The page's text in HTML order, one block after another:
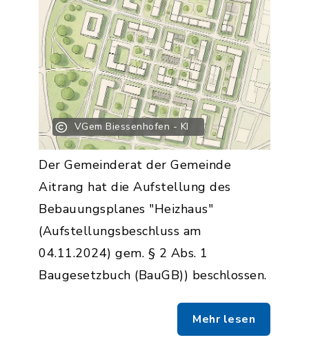
VGem Biessenhofen - KI
Der Gemeinderat der Gemeinde
Aitrang hat die Aufstellung des
Bebauungsplanes "Heizhaus"
(Aufstellungsbeschluss am
04.11.2024) gem. § 2 Abs. 1
Baugesetzbuch (BauGB)) beschlossen.
Mehr lesen